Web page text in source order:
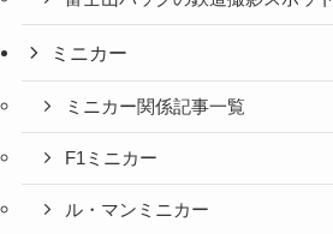
ミニカー
ミニカー関係記事一覧
F1ミニカー
ル・マンミニカー